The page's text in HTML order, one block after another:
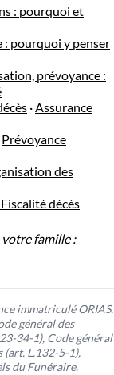
: pourquoi et
: pourquoi y penser
prévoyance :
·Assurance
Prévoyance
des
décès
votre famille :
immatriculé ORIAS.
général des
34-1), Code général
(art. L.132-5-1),
du Funéraire.